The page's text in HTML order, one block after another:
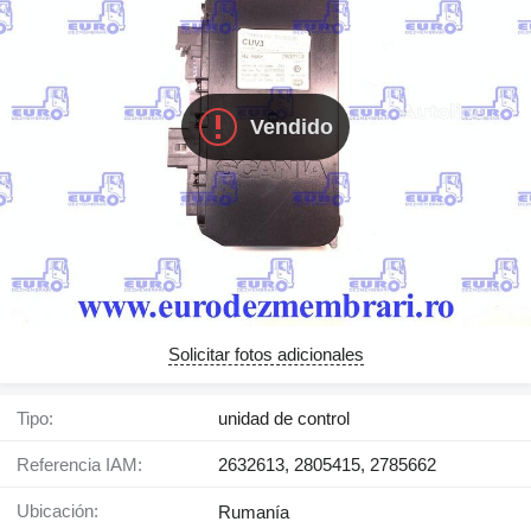
Vendido
Solicitar fotos adicionales
Tipo: unidad de control
Referencia IAM: 2632613, 2805415, 2785662
Ubicación:
Rumanía